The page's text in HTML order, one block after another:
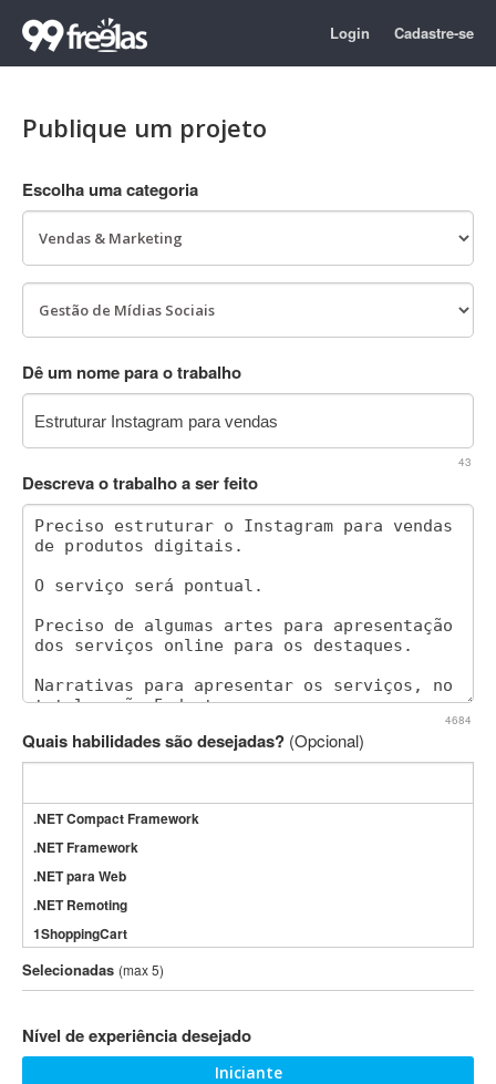
Login Cadastre-se
Publique um projeto
Escolha uma categoria
Dê um nome para o trabalho
43
Descreva o trabalho a ser feito
4684
Quais habilidades são desejadas? (Opcional)
.NET Compact Framework
.NET Framework
.NET para Web
.NET Remoting
1ShoppingCart
3DS Max
3GSM
802.11
Selecionadas (max 5)
Nível de experiência desejado
Iniciante